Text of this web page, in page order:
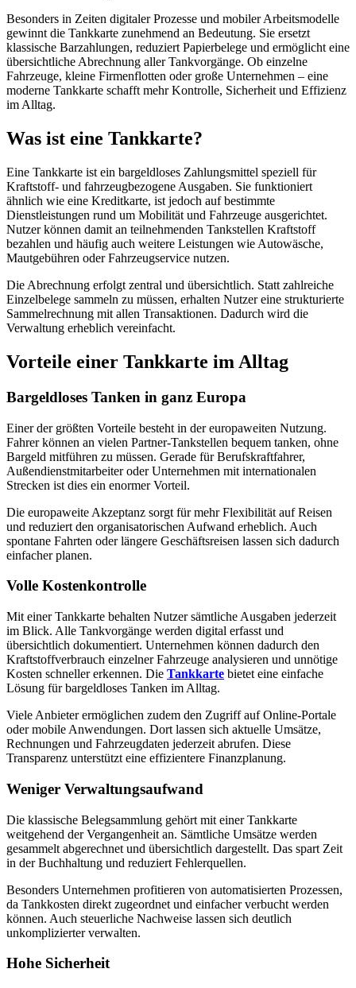
Besonders in Zeiten digitaler Prozesse und mobiler Arbeitsmodelle
gewinnt die Tankkarte zunehmend an Bedeutung. Sie ersetzt
klassische Barzahlungen, reduziert Papierbelege und ermöglicht eine
übersichtliche Abrechnung aller Tankvorgänge. Ob einzelne
Fahrzeuge, kleine Firmenflotten oder große Unternehmen – eine
moderne Tankkarte schafft mehr Kontrolle, Sicherheit und Effizienz
im Alltag.
Was ist eine Tankkarte?
Eine Tankkarte ist ein bargeldloses Zahlungsmittel speziell für
Kraftstoff- und fahrzeugbezogene Ausgaben. Sie funktioniert
ähnlich wie eine Kreditkarte, ist jedoch auf bestimmte
Dienstleistungen rund um Mobilität und Fahrzeuge ausgerichtet.
Nutzer können damit an teilnehmenden Tankstellen Kraftstoff
bezahlen und häufig auch weitere Leistungen wie Autowäsche,
Mautgebühren oder Fahrzeugservice nutzen.
Die Abrechnung erfolgt zentral und übersichtlich. Statt zahlreiche
Einzelbelege sammeln zu müssen, erhalten Nutzer eine strukturierte
Sammelrechnung mit allen Transaktionen. Dadurch wird die
Verwaltung erheblich vereinfacht.
Vorteile einer Tankkarte im Alltag
Bargeldloses Tanken in ganz Europa
Einer der größten Vorteile besteht in der europaweiten Nutzung.
Fahrer können an vielen Partner-Tankstellen bequem tanken, ohne
Bargeld mitführen zu müssen. Gerade für Berufskraftfahrer,
Außendienstmitarbeiter oder Unternehmen mit internationalen
Strecken ist dies ein enormer Vorteil.
Die europaweite Akzeptanz sorgt für mehr Flexibilität auf Reisen
und reduziert den organisatorischen Aufwand erheblich. Auch
spontane Fahrten oder längere Geschäftsreisen lassen sich dadurch
einfacher planen.
Volle Kostenkontrolle
Mit einer Tankkarte behalten Nutzer sämtliche Ausgaben jederzeit
im Blick. Alle Tankvorgänge werden digital erfasst und
übersichtlich dokumentiert. Unternehmen können dadurch den
Kraftstoffverbrauch einzelner Fahrzeuge analysieren und unnötige
Kosten schneller erkennen. Die Tankkarte bietet eine einfache
Lösung für bargeldloses Tanken im Alltag.
Viele Anbieter ermöglichen zudem den Zugriff auf Online-Portale
oder mobile Anwendungen. Dort lassen sich aktuelle Umsätze,
Rechnungen und Fahrzeugdaten jederzeit abrufen. Diese
Transparenz unterstützt eine effizientere Finanzplanung.
Weniger Verwaltungsaufwand
Die klassische Belegsammlung gehört mit einer Tankkarte
weitgehend der Vergangenheit an. Sämtliche Umsätze werden
gesammelt abgerechnet und übersichtlich dargestellt. Das spart Zeit
in der Buchhaltung und reduziert Fehlerquellen.
Besonders Unternehmen profitieren von automatisierten Prozessen,
da Tankkosten direkt zugeordnet und einfacher verbucht werden
können. Auch steuerliche Nachweise lassen sich deutlich
unkomplizierter verwalten.
Hohe Sicherheit